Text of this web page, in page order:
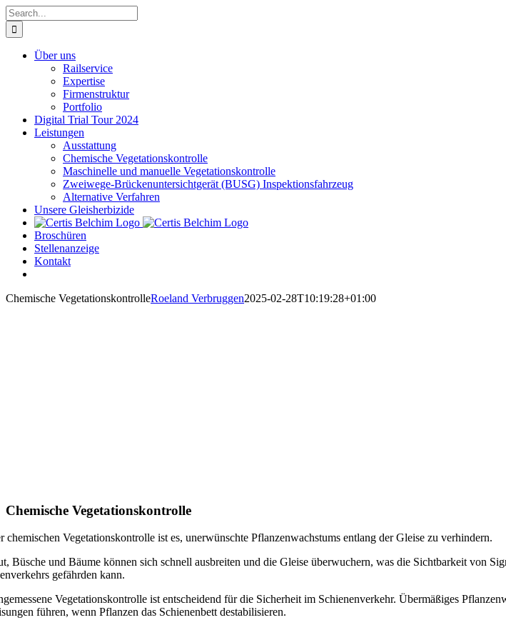
Skip
to
content
Search
for:
Über uns
Railservice
Expertise
Firmenstruktur
Portfolio
Digital Trial Tour 2024
Leistungen
Ausstattung
Chemische Vegetationskontrolle
Maschinelle und manuelle Vegetationskontrolle
Zweiwege-Brückenuntersichtgerät (BUSG) Inspektionsfahrzeug
Alternative Verfahren
Unsere Gleisherbizide
Broschüren
Stellenanzeige
Kontakt
Chemische VegetationskontrolleRoeland Verbruggen2025-02-28T10:19:28+01:00
Chemische Vegetationskontrolle
chemischen Vegetationskontrolle ist es, unerwünschte Pflanzenwachstums entlang der Gleise zu verhindern.
Büsche und Bäume können sich schnell ausbreiten und die Gleise überwuchern, was die Sichtbarkeit von
gefährden kann.
Vegetationskontrolle ist entscheidend für die Sicherheit im Schienenverkehr. Übermäßiges
führen, wenn Pflanzen das Schienenbett destabilisieren.